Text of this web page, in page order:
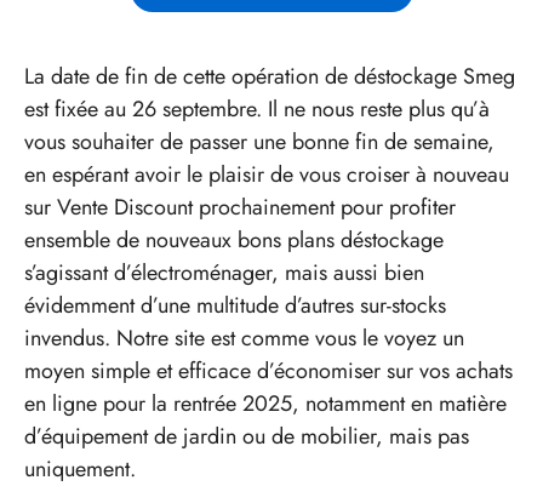
La date de fin de cette opération de déstockage Smeg
est fixée au 26 septembre. Il ne nous reste plus qu’à
vous souhaiter de passer une bonne fin de semaine,
en espérant avoir le plaisir de vous croiser à nouveau
sur Vente Discount prochainement pour profiter
ensemble de nouveaux bons plans déstockage
s’agissant d’électroménager, mais aussi bien
évidemment d’une multitude d’autres sur-stocks
invendus. Notre site est comme vous le voyez un
moyen simple et efficace d’économiser sur vos achats
en ligne pour la rentrée 2025, notamment en matière
d’équipement de jardin ou de mobilier, mais pas
uniquement.